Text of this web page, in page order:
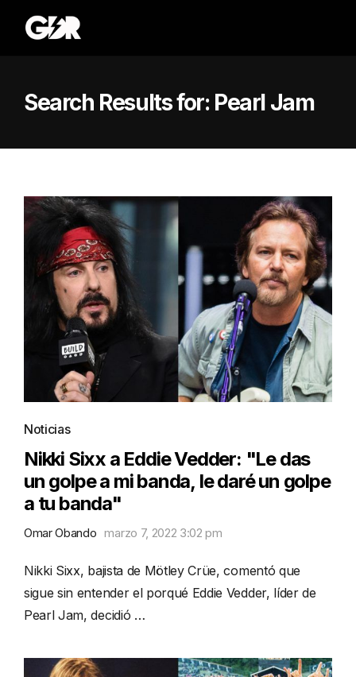
Search Results for: Pearl Jam
Noticias
Nikki Sixx a Eddie Vedder: "Le das
un golpe a mi banda, le daré un golpe
a tu banda"
Omar Obando marzo 7, 2022 3:02 pm
Nikki Sixx, bajista de Mötley Crüe, comentó que
sigue sin entender el porqué Eddie Vedder, líder de
Pearl Jam, decidió …